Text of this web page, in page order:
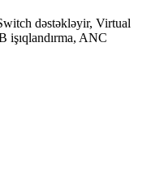
dəstəkləyir, Virtual
işıqlandırma, ANC